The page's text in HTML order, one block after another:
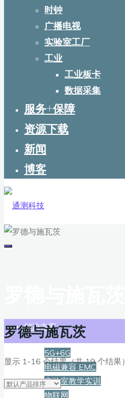
时钟
广播电视
实验室工厂
工业
工业板卡
数据采集
服务+保障
资源下载
新闻
博客
解决方案
5G+6G
电磁兼容 EMC
实验室教学实训
物联网
罗德与施瓦茨
显示 1-16 个结果（共 19 个结果）